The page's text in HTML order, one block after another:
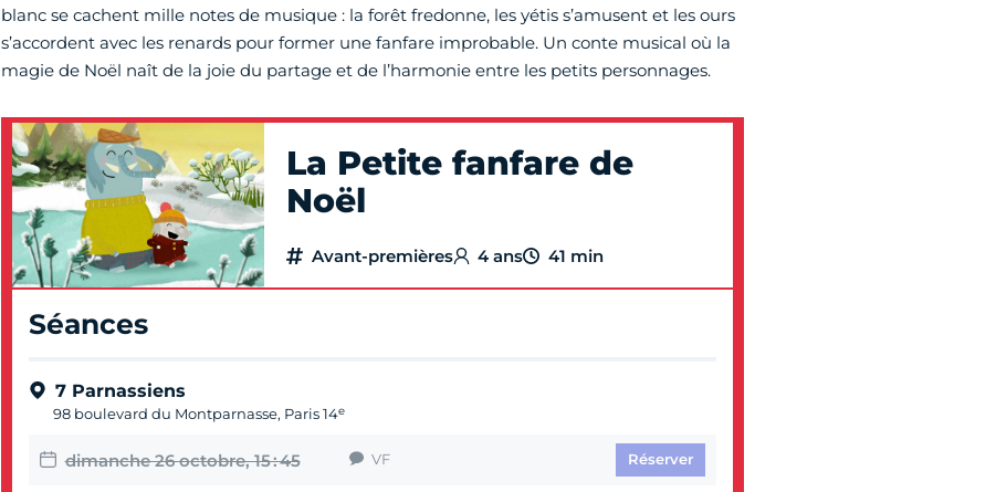
blanc se cachent mille notes de musique : la forêt fredonne, les yétis s’amusent et les ours
s’accordent avec les renards pour former une fanfare improbable. Un conte musical où la
magie de Noël naît de la joie du partage et de l’harmonie entre les petits personnages.